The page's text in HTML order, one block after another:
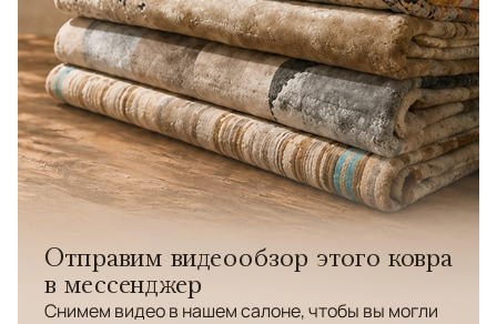
Отправим видеообзор этого ковра
в мессенджер
Снимем видео в нашем салоне, чтобы вы могли